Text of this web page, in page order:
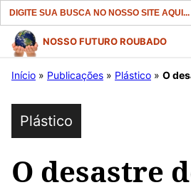
Search
for:
Pular
para
conteúdo
NOSSO FUTURO ROUBADO
Início » Publicações » Plástico » O desastre de trem com
Plástico
O desastre